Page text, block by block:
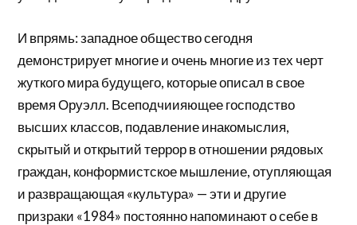
И впрямь: западное общество сегодня
демонстрирует многие и очень многие из тех черт
жуткого мира будущего, которые описал в свое
время Оруэлл. Всеподчиияющее господство
высших классов, подавление инакомыслия,
скрытый и открытий террор в отношении рядовых
граждан, конформистское мышление, отупляющая
и развращающая «культура» — эти и другие
призраки «1984» постоянно напоминают о себе в